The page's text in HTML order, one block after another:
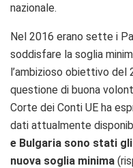
nazionale.
Nel 2016 erano sette i
soddisfare la soglia
l’ambizioso obiettivo del
questione di buona
Corte dei Conti UE ha
dati attualmente
e Bulgaria sono stati
nuova soglia minima